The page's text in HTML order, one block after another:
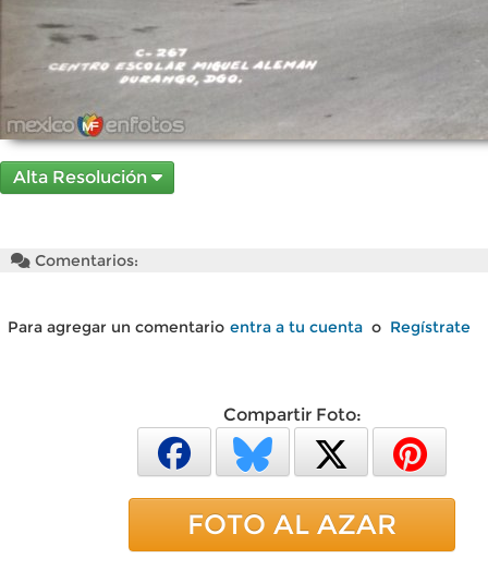
Alta Resolución
Comentarios:
Para agregar un comentario entra a tu cuenta o Regístrate
Compartir Foto:
FOTO AL AZAR